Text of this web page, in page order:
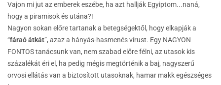
Vajon mi jut az emberek eszébe, ha azt hallják Egyiptom...naná,
hogy a piramisok és utána?!
Nagyon sokan előre tartanak a betegségektől, hogy elkapják a
“fáraó átkát”, azaz a hányás-hasmenés vírust. Egy NAGYON
FONTOS tanácsunk van, nem szabad előre félni, az utasok kis
százalékát éri el, ha pedig mégis megtörténik a baj, nagyszerű
orvosi ellátás van a biztosított utasoknak, hamar makk egészséges